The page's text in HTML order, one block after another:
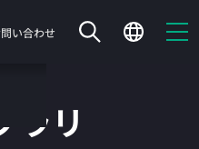
い合わせ
ラリ